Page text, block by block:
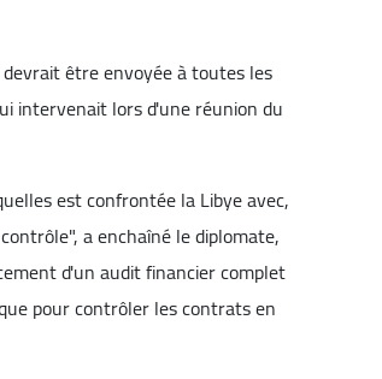
être envoyée à toutes les
intervenait lors d'une réunion du
est confrontée la Libye avec,
a enchaîné le diplomate,
d'un audit financier complet
pour contrôler les contrats en